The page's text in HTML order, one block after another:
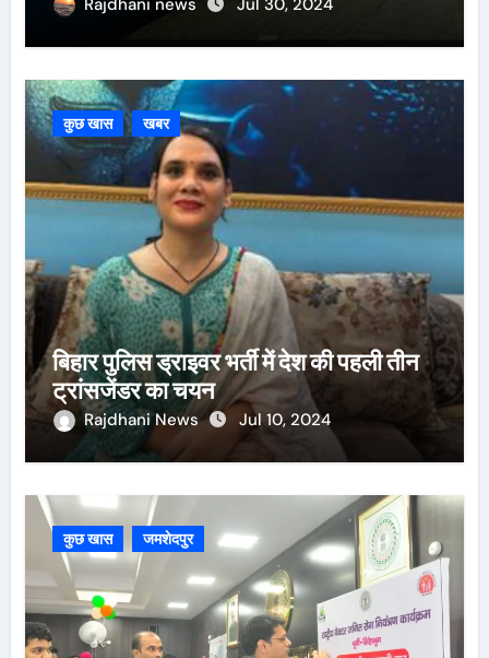
कुछ खास खबर
बिहार पुलिस ड्राइवर भर्ती में देश की पहली तीन
ट्रांसजेंडर का चयन
Rajdhani News Jul 10, 2024
कुछ खास जमशेदपुर